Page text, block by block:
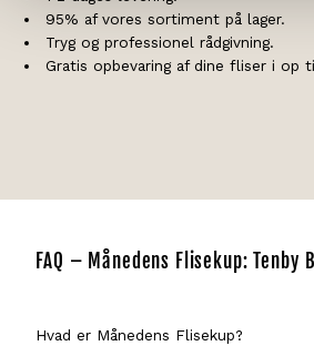
95% af vores sortiment på lager.
Tryg og professionel rådgivning.
Gratis opbevaring af dine fliser i op
FAQ – Månedens Flisekup: Tenby
Hvad er Månedens Flisekup?